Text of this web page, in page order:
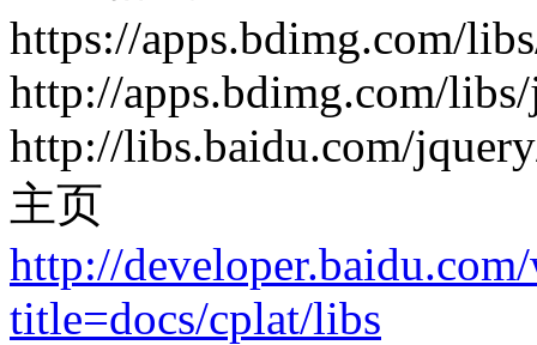
https://apps.bdimg.com/
http://apps.bdimg.com/
http://libs.baidu.com/
主页
http://
title=docs/cplat/libs